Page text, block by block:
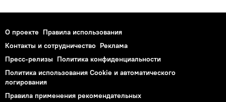
О проекте Правила использования
Контакты и сотрудничество Реклама
Пресс-релизы Политика конфиденциальности
Политика использования Cookie и автоматического
логирования
Правила применения рекомендательных